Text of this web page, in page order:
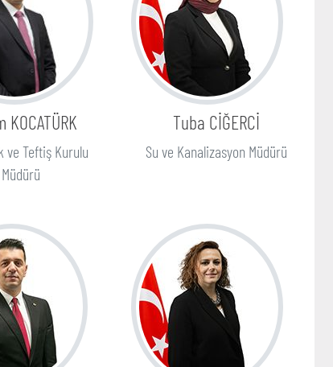
KOCATÜRK
ve Teftiş Kurulu
Müdürü
Tuba CİĞERCİ
Su ve Kanalizasyon Müdürü